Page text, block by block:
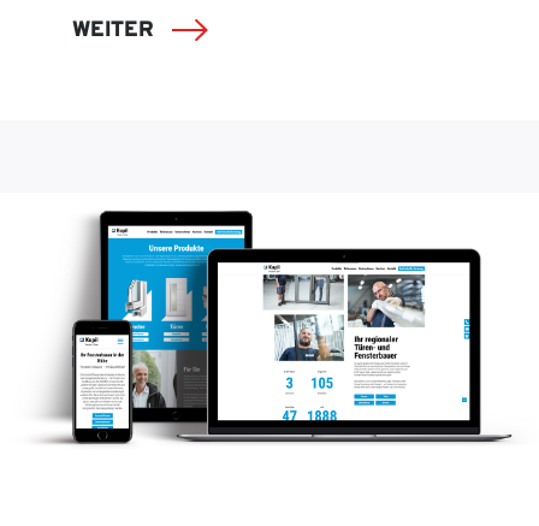
WEITER